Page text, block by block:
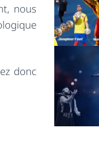
nous
donc